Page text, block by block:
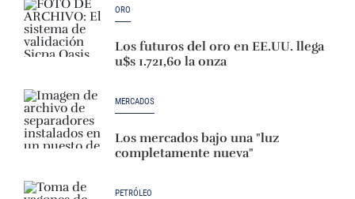
ORO
Los futuros del oro en EE.UU. llega
u$s 1.721,60 la onza
MERCADOS
Los mercados bajo una "luz
completamente nueva"
PETRÓLEO